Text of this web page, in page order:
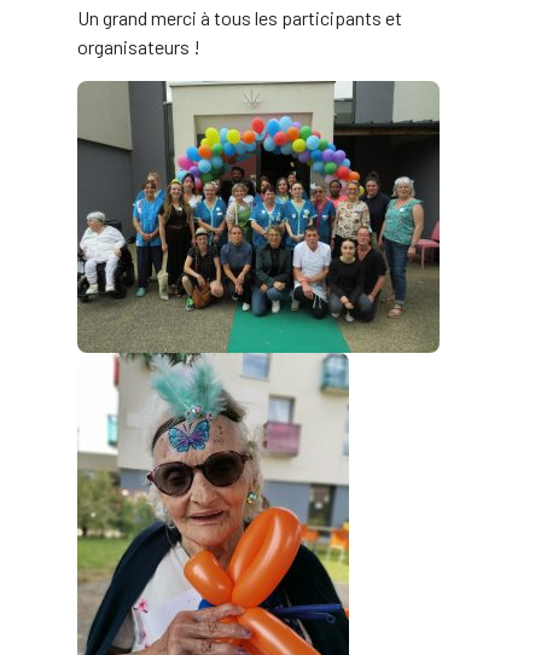
Un grand merci à tous les participants et
organisateurs !